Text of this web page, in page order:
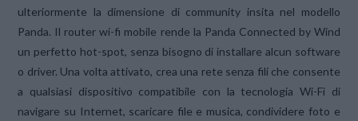
ulteriormente la dimensione di community insita nel modello
Panda. Il router wi-fi mobile rende la Panda Connected by Wind
un perfetto hot-spot, senza bisogno di installare alcun software
o driver. Una volta attivato, crea una rete senza fili che consente
a qualsiasi dispositivo compatibile con la tecnologia Wi-Fi di
navigare su Internet, scaricare file e musica, condividere foto e